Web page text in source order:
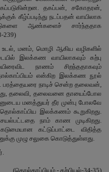
தகப்பன், சகோதரன்,
கீழ்ப்படிந்து நடப்பதன் வாயிலாக
ஆண்களைச் சார்ந்ததாக
239)
உடல், மனம், மொழி ஆகிய வழிகளில்
இலக்கண வாயிலாகவும் கற்பு
நாணம் சிறந்ததாகவும்
என்கிற இலக்கண நூல்
பரத்தையரை நாடிச் சென்ற தலைவன்,
தலைவி, தலைவனை தாயைப்போல
மனத்துயர் தீர முன்பு போலவே
தொல்காப்பிய இலக்கணம் கூறுகிறது.
நாம் காண முடிகிறது.
கட்டுப்பாட்டை விதித்த
முழு சலுகை கொடுத்துள்ளது.
(தொல்காப்பியம் - கற்பியல்-34-35)